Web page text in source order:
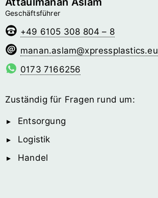
Geschäftsführer
+49 6105 308 804 – 8
malsa.nanam@­xpressplastics.eu
0173 7166256
Zuständig für Fragen rund um:
Entsorgung
Logistik
Handel